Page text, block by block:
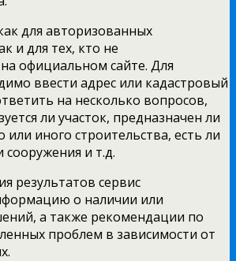
для авторизованных
и для тех, кто не
официальном сайте. Для
ввести адрес или кадастровый
на несколько вопросов,
ли участок, предназначен ли
иного строительства, есть ли
сооружения и т.д.
результатов сервис
о наличии или
а также рекомендации по
проблем в зависимости от